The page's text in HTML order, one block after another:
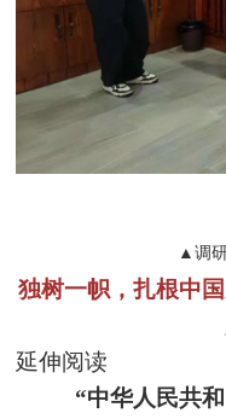
▲调
独树一帜，扎根中
延伸阅读
“中华人民共